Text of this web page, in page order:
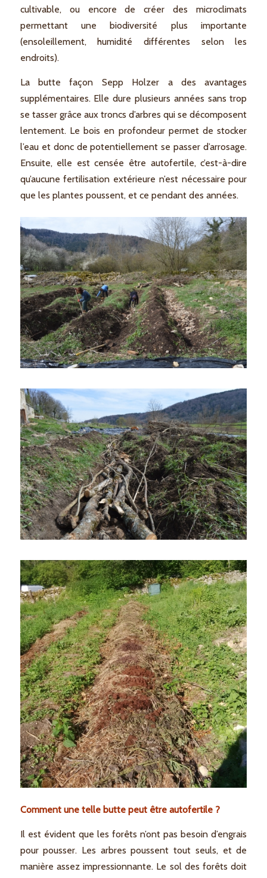
cultivable, ou encore de créer des microclimats
permettant une biodiversité plus importante
(ensoleillement, humidité différentes selon les
endroits).
La butte façon Sepp Holzer a des avantages
supplémentaires. Elle dure plusieurs années sans trop
se tasser grâce aux troncs d’arbres qui se décomposent
lentement. Le bois en profondeur permet de stocker
l’eau et donc de potentiellement se passer d’arrosage.
Ensuite, elle est censée être autofertile, c’est-à-dire
qu’aucune fertilisation extérieure n’est nécessaire pour
que les plantes poussent, et ce pendant des années.
Comment une telle butte peut être autofertile ?
Il est évident que les forêts n’ont pas besoin d’engrais
pour pousser. Les arbres poussent tout seuls, et de
manière assez impressionnante. Le sol des forêts doit